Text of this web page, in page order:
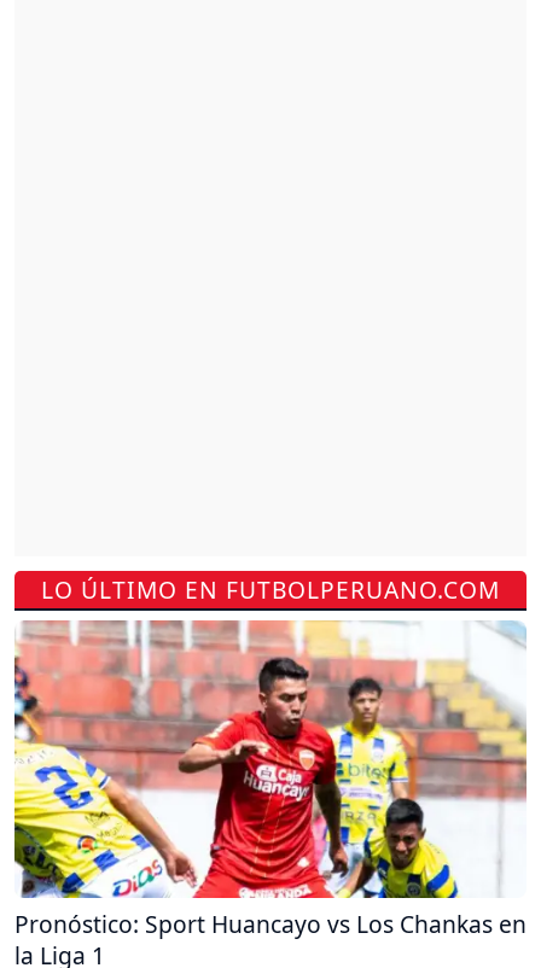
LO ÚLTIMO EN FUTBOLPERUANO.COM
Pronóstico: Sport Huancayo vs Los Chankas en
la Liga 1